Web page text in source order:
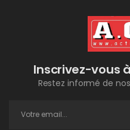
Inscrivez-vous
Restez informé de